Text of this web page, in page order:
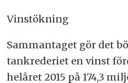
Vinstökning
Sammantaget gör det
tankrederiet en vinst
helåret 2015 på 174,3